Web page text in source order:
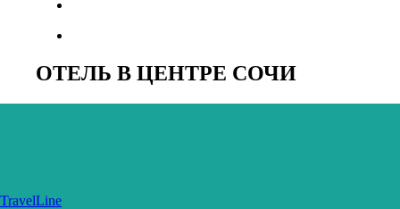
ОТЕЛЬ В ЦЕНТРЕ СОЧИ
TravelLine